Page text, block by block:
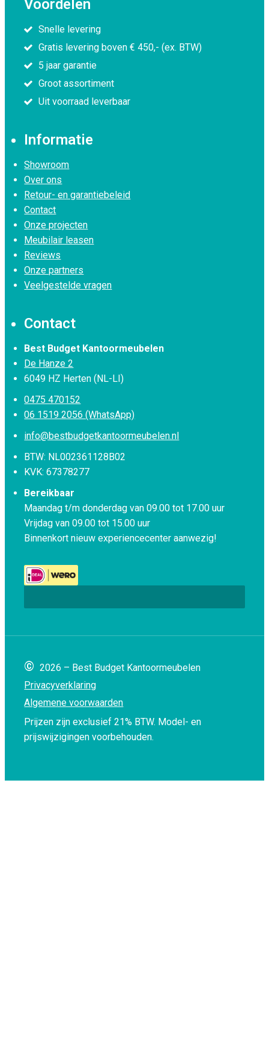
Voordelen
Snelle levering
Gratis levering boven € 450,- (ex. BTW)
5 jaar garantie
Groot assortiment
Uit voorraad leverbaar
Informatie
Showroom
Over ons
Retour- en garantiebeleid
Contact
Onze projecten
Meubilair leasen
Reviews
Onze partners
Veelgestelde vragen
Contact
Best Budget Kantoormeubelen
De Hanze 2
6049 HZ Herten (NL-LI)
0475 470152
06 1519 2056 (WhatsApp)
info@bestbudgetkantoormeubelen.nl
BTW: NL002361128B02
KVK: 67378277
Bereikbaar
Maandag t/m donderdag van 09.00 tot 17.00 uur
Vrijdag van 09.00 tot 15.00 uur
Binnenkort nieuw experiencecenter aanwezig!
© 2026 – Best Budget Kantoormeubelen
Privacyverklaring
Algemene voorwaarden
Prijzen zijn exclusief 21% BTW. Model- en
prijswijzigingen voorbehouden.